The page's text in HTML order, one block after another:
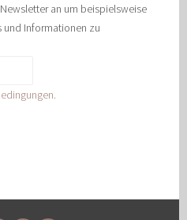
an um beispielsweise
Informationen zu